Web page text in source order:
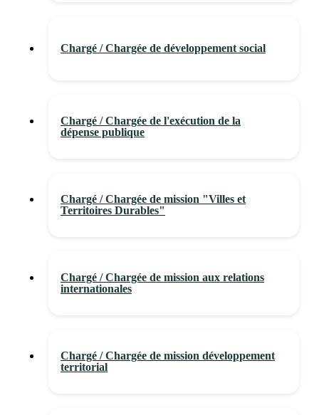
Chargé / Chargée de développement social
Chargé / Chargée de l'exécution de la
dépense publique
Chargé / Chargée de mission "Villes et
Territoires Durables"
Chargé / Chargée de mission aux relations
internationales
Chargé / Chargée de mission développement
territorial